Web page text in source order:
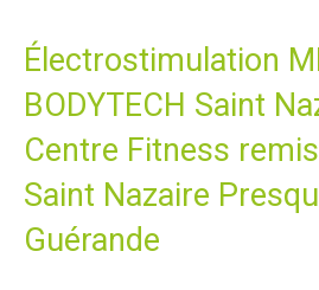
Électrostimulation
BODYTECH Saint
Centre Fitness
Saint Nazaire
Guérande